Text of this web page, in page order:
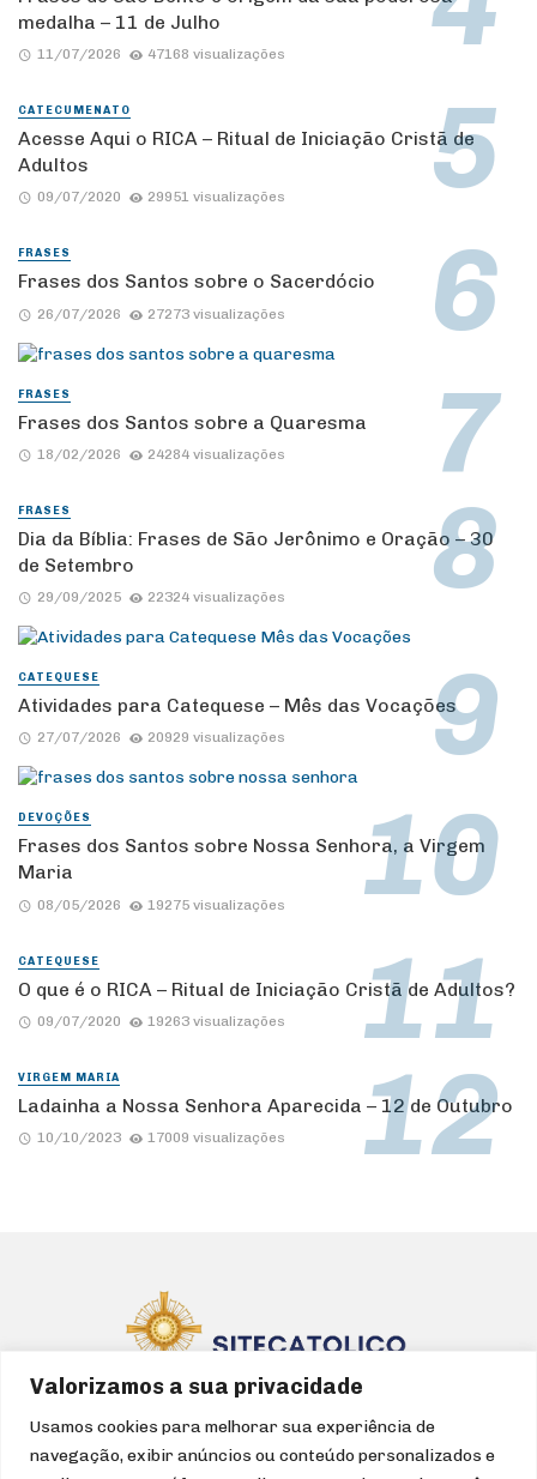
Valorizamos a sua privacidade
Usamos cookies para melhorar sua experiência de
navegação, exibir anúncios ou conteúdo personalizados e
medalha – 11 de Julho
11/07/2026 47168 visualizações
CATECUMENATO
Acesse Aqui o RICA – Ritual de Iniciação Cristã de
Adultos
09/07/2020 29951 visualizações
FRASES
Frases dos Santos sobre o Sacerdócio
26/07/2026 27273 visualizações
FRASES
Frases dos Santos sobre a Quaresma
18/02/2026 24284 visualizações
FRASES
Dia da Bíblia: Frases de São Jerônimo e Oração – 30
de Setembro
29/09/2025 22324 visualizações
CATEQUESE
Atividades para Catequese – Mês das Vocações
27/07/2026 20929 visualizações
DEVOÇÕES
Frases dos Santos sobre Nossa Senhora, a Virgem
Maria
08/05/2026 19275 visualizações
CATEQUESE
O que é o RICA – Ritual de Iniciação Cristã de Adultos?
09/07/2020 19263 visualizações
VIRGEM MARIA
Ladainha a Nossa Senhora Aparecida – 12 de Outubro
10/10/2023 17009 visualizações